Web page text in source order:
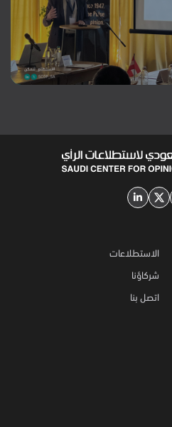
الاستطلاعات
شركاؤنا
اتصل بنا